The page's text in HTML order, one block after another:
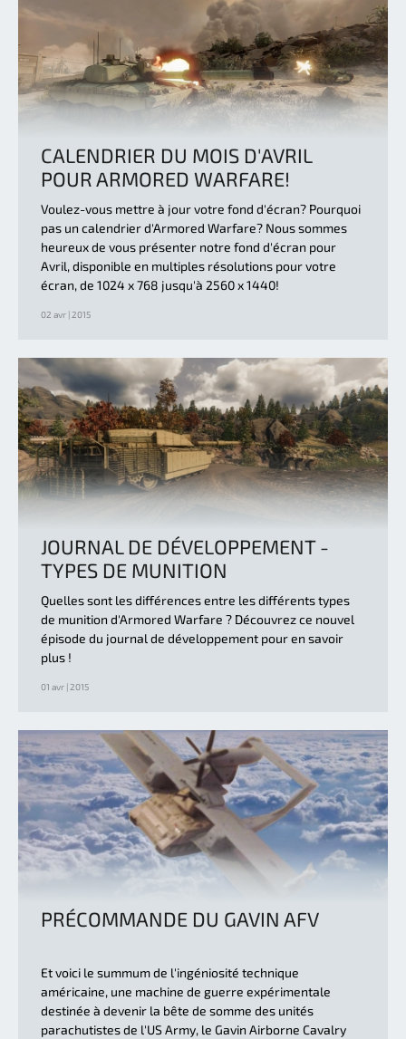
CALENDRIER DU MOIS D'AVRIL
POUR ARMORED WARFARE!
Voulez-vous mettre à jour votre fond d'écran? Pourquoi
pas un calendrier d'Armored Warfare? Nous sommes
heureux de vous présenter notre fond d'écran pour
Avril, disponible en multiples résolutions pour votre
écran, de 1024 x 768 jusqu'à 2560 x 1440!
02 avr | 2015
JOURNAL DE DÉVELOPPEMENT -
TYPES DE MUNITION
Quelles sont les différences entre les différents types
de munition d'Armored Warfare ? Découvrez ce nouvel
épisode du journal de développement pour en savoir
plus !
01 avr | 2015
PRÉCOMMANDE DU GAVIN AFV
Et voici le summum de l'ingéniosité technique
américaine, une machine de guerre expérimentale
destinée à devenir la bête de somme des unités
parachutistes de l'US Army, le Gavin Airborne Cavalry